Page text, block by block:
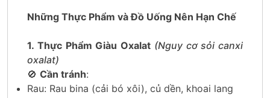
Những Thực Phẩm và Đồ Uống Nên Hạn Chế
1. Thực Phẩm Giàu Oxalat (Nguy cơ sỏi canxi
oxalat)
🚫 Cần tránh:
Rau: Rau bina (cải bó xôi), củ dền, khoai lang